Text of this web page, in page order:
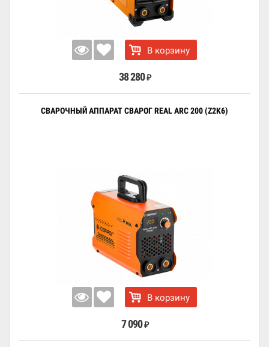
В корзину
38 280 ₽
СВАРОЧНЫЙ АППАРАТ СВАРОГ REAL ARC 200 (Z2K6)
В корзину
7 090 ₽